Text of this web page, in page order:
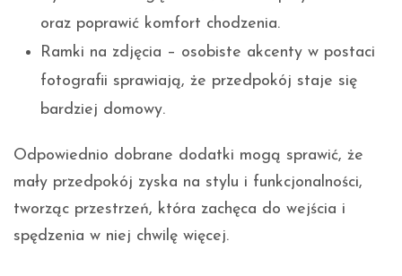
oraz poprawić komfort chodzenia.
Ramki na zdjęcia – osobiste akcenty w postaci
fotografii sprawiają, że przedpokój staje się
bardziej domowy.
Odpowiednio dobrane dodatki mogą sprawić, że
mały przedpokój zyska na stylu i funkcjonalności,
tworząc przestrzeń, która zachęca do wejścia i
spędzenia w niej chwilę więcej.